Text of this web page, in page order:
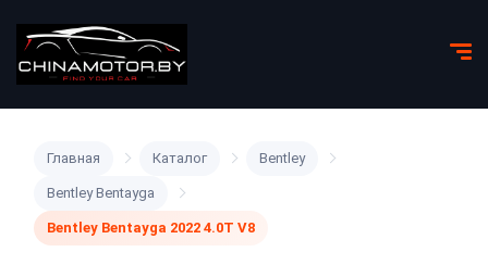
Главная Каталог Bentley
Bentley Bentayga
Bentley Bentayga 2022 4.0T V8